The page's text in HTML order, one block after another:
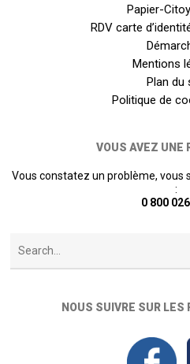
Papier-
RDV carte
Mentions
Plan du
Politique de
VOUS AVEZ UNE
Vous constatez un problème, vous
:
0 800
NOUS SUIVRE SUR